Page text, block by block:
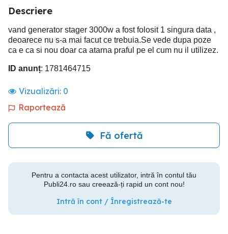
Descriere
vand generator stager 3000w a fost folosit 1 singura data ,
deoarece nu s-a mai facut ce trebuia.Se vede dupa poze
ca e ca si nou doar ca atarna praful pe el cum nu il utilizez.
ID anunț: 1781464715
Vizualizări: 0
Raportează
Fă ofertă
Pentru a contacta acest utilizator, intră în contul tău
Publi24.ro sau creează-ți rapid un cont nou!
Intră în cont / Înregistrează-te